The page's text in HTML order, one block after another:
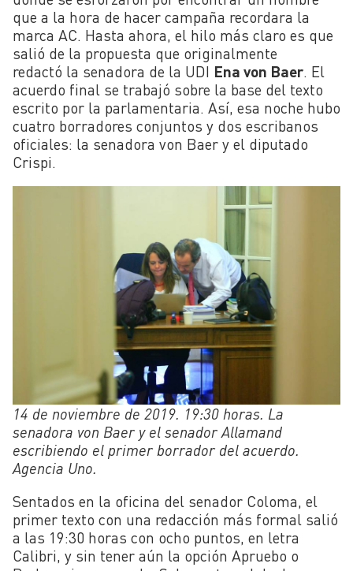
que a la hora de hacer campaña recordara la
marca AC. Hasta ahora, el hilo más claro es que
salió de la propuesta que originalmente
redactó la senadora de la UDI Ena von Baer. El
acuerdo final se trabajó sobre la base del texto
escrito por la parlamentaria. Así, esa noche hubo
cuatro borradores conjuntos y dos escribanos
oficiales: la senadora von Baer y el diputado
Crispi.
14 de noviembre de 2019. 19:30 horas. La
senadora von Baer y el senador Allamand
escribiendo el primer borrador del acuerdo.
Agencia Uno.
Sentados en la oficina del senador Coloma, el
primer texto con una redacción más formal salió
a las 19:30 horas con ocho puntos, en letra
Calibri, y sin tener aún la opción Apruebo o